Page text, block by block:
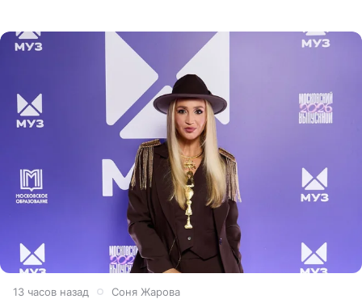
13 часов назад Соня Жарова